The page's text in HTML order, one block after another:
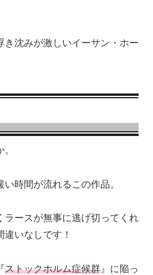
き沈みが激しいイーサン・ホー
時間が流れるこの作品。
ラースが無事に逃げ切ってくれ
いなしです！
ストックホルム症候群 』に陥っ